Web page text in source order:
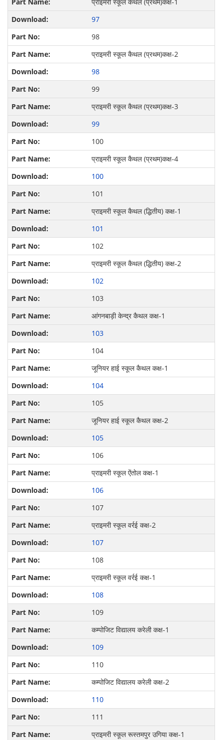
प्राइमरी स्कूल कैथल (प्रथम)कक्ष-1
97
98
प्राइमरी स्कूल कैथल (प्रथम)कक्ष-2
98
99
प्राइमरी स्कूल कैथल (प्रथम)कक्ष-3
99
100
प्राइमरी स्कूल कैथल (प्रथम)कक्ष-4
100
101
प्राइमरी स्कूल कैथल (द्धितीय) कक्ष-1
101
102
प्राइमरी स्कूल कैथल (द्धितीय) कक्ष-2
102
103
आंगनबाड़ी केन्द्र कैथल कक्ष-1
103
104
जूनियर हाई स्कूल कैथल कक्ष-1
104
105
जूनियर हाई स्कूल कैथल कक्ष-2
105
106
प्राइमरी स्कूल ऐंतोल कक्ष-1
106
107
प्राइमरी स्कूल वर्रई कक्ष-2
107
108
प्राइमरी स्कूल वर्रई कक्ष-1
108
109
कम्पोजिट विद्यालय करेली कक्ष-1
109
110
कम्पोजिट विद्यालय करेली कक्ष-2
110
111
प्राइमरी स्कूल रूस्तमपुर उगिया कक्ष-1